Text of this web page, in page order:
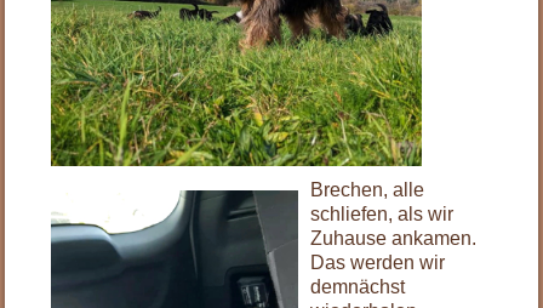
Brechen, alle
schliefen, als wir
Zuhause ankamen.
Das werden wir
demnächst